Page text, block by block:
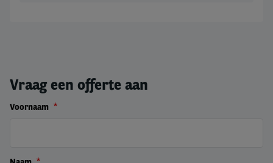
Vraag een offerte aan
Voornaam